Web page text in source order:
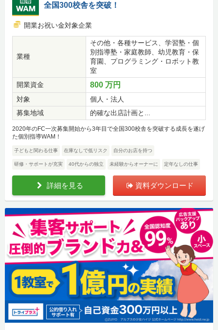
全国300校舎を突破！
開業お祝い金対象企業
業種
その他・各種サービス、学習塾・個
別指導塾・家庭教師、幼児教育・保
育園、プログラミング・ロボット教
室
開業資金
800 万円
対象
個人・法人
募集地域
的確な出店計画と...
2020年のFC一次募集開始から3年目で全国300校舎を突破する成長を遂げ
た個別指導WAM！
子どもと関わる仕事 在庫なしで低リスク 自分のお店を持つ
研修・サポートが充実 40代からの独立 未経験からオーナーに 定年なしの仕事
詳細を見る 資料ダウンロード